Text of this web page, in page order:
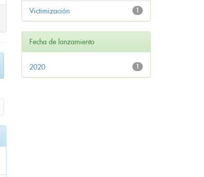
1
Victimización
Fecha de lanzamiento
1
2020